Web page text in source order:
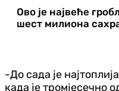
Ово је највеће
шест милиона
-До сада је
када је тромјесечно